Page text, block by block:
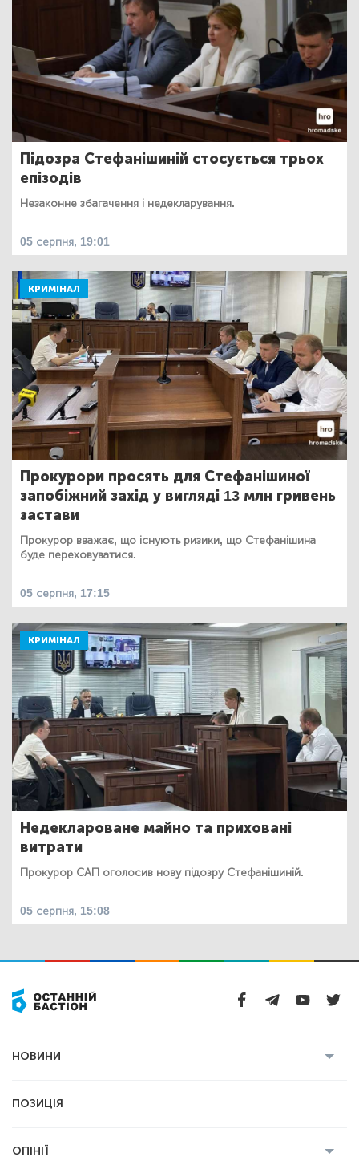
Підозра Стефанішиній стосується трьох
епізодів
Незаконне збагачення і недекларування.
05 серпня, 19:01
КРИМІНАЛ
Прокурори просять для Стефанішиної
запобіжний захід у вигляді 13 млн гривень
застави
Прокурор вважає, що існують ризики, що Стефанішина
буде переховуватися.
05 серпня, 17:15
КРИМІНАЛ
Недеклароване майно та приховані
витрати
Прокурор САП оголосив нову підозру Стефанішиній.
05 серпня, 15:08
НОВИНИ
Економіка
ПОЗИЦІЯ
ОПІНІЇ